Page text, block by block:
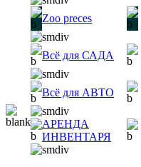
Zoo preces
Всё для САДА
Всё для АВТО
АРЕНДА
ИНВЕНТАРЯ